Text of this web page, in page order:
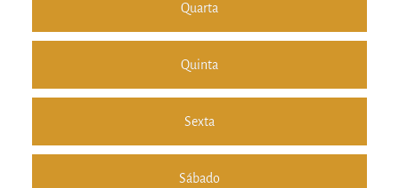
Quarta
Quinta
Sexta
Sábado